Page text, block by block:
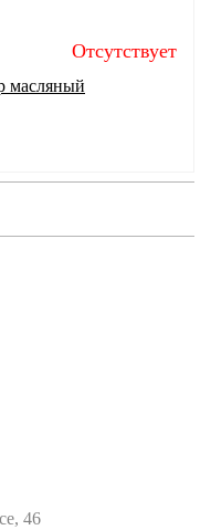
Отсутствует
масляный
46